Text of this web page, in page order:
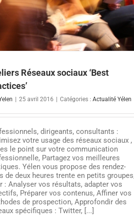
Réseaux sociaux ‘Best
25 avril 2016 Catégories : Actualité Yélen
dirigeants, consultants :
votre usage des réseaux sociaux ,
le point sur votre communication
Partagez vos meilleures
Yélen vous propose des rendez-
de deux heures trente en petits
: Analyser vos résultats, adapter vos
Préparer vos contenus, Affiner vos
de prospection, Approfondir des
spécifiques : Twitter, [...]